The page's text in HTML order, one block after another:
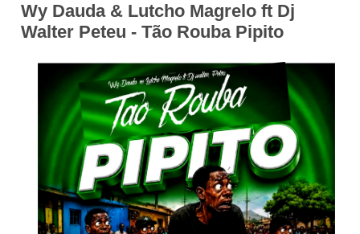
Wy Dauda & Lutcho Magrelo ft Dj
Walter Peteu - Tão Rouba Pipito